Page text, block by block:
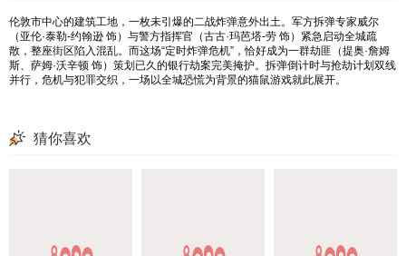
伦敦市中心的建筑工地，一枚未引爆的二战炸弹意外出土。军方拆弹专家威尔
（亚伦·泰勒-约翰逊 饰）与警方指挥官（古古·玛芭塔-劳 饰）紧急启动全城疏
散，整座街区陷入混乱。而这场“定时炸弹危机”，恰好成为一群劫匪（提奥·詹姆
斯、萨姆·沃辛顿 饰）策划已久的银行劫案完美掩护。拆弹倒计时与抢劫计划双线
并行，危机与犯罪交织，一场以全城恐慌为背景的猫鼠游戏就此展开。
猜你喜欢